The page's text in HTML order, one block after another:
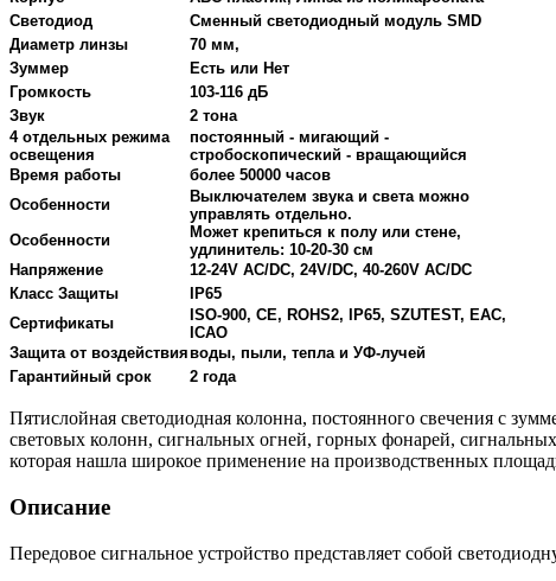
Светодиод
Сменный светодиодный модуль SMD
Диаметр линзы
70 мм,
Зуммер
Есть или Нет
Громкость
103-116 дБ
Звук
2 тона
4 отдельных режима
освещения
постоянный - мигающий -
стробоскопический - вращающийся
Время работы
более 50000 часов
Особенности
Выключателем звука и света можно
управлять отдельно.
Особенности
Может крепиться к полу или стене,
удлинитель: 10-20-30 см
Напряжение
12-24V AC/DC, 24V/DC, 40-260V AC/DC
Класс Защиты
IP65
Сертификаты
ISO-900, CE, ROHS2, IP65, SZUTEST, EAC,
ICAO
Защита от воздействияводы, пыли, тепла и УФ-лучей
Гарантийный срок
2 года
Пятислойная светодиодная колонна, постоянного свечения с
световых колонн, сигнальных огней, горных фонарей,
которая нашла широкое применение на производственных
Описание
Передовое сигнальное устройство представляет собой